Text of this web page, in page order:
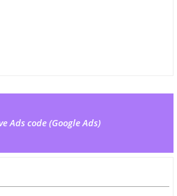
Ads code (Google Ads)